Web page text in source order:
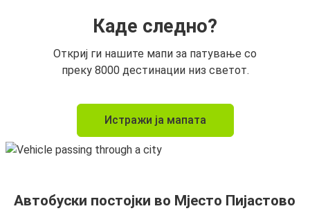
Каде следно?
Откриј ги нашите мапи за патување со
преку 8000 дестинации низ светот.
Истражи ја мапата
Автобуски постојки во Мјесто Пијастово